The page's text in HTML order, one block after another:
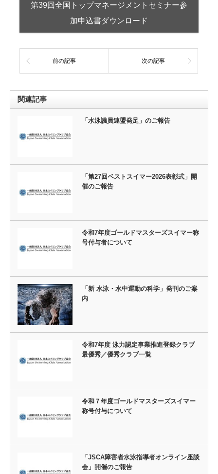
第39回全国トップマネージメントセミナー参
加申込書ダウンロード
前の記事 次の記事
関連記事
「水泳議員連盟発足」のご報告
「第27回ベストスイマー2026表彰式」開
催のご報告
令和7年度ゴールドマスターズスイマー称
号付与者について
「新 水泳・水中運動の科学」発刊のご案
内
令和7年度 泳力認定事業推進登録クラブ
最優秀／優秀クラブ一覧
令和７年度ゴールドマスターズスイマー
称号付与について
「JSCA障害者水泳指導者オンライン座談
会」開催のご報告